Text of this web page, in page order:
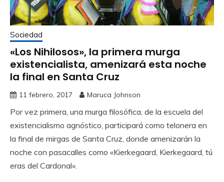
Sociedad
«Los Nihilosos», la primera murga
existencialista, amenizará esta noche
la final en Santa Cruz
11 febrero, 2017 Maruca Johnson
Por vez primera, una murga filosófica, de la escuela del
existencialismo agnóstico, participará como telonera en
la final de mirgas de Santa Cruz, donde amenizarán la
noche con pasacalles como «Kierkegaard, Kierkegaard, tú
eras del Cardonal».